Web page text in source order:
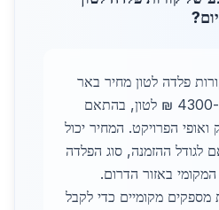
פלדה לטון מחיר באר
שבע עומד כיום על כ-4300 ₪ לטון, בהתאם
הפרויקט. המחיר יכול
ההזמנה, סוג הפלדה
באזור הדרום.
מספקים מקומיים כדי לקבל